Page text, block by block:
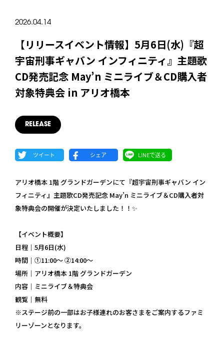
2026.04.14
【リリースイベント情報】5月6日(水)『超
宇宙刑事ギャバン インフィニティ』主題歌
CD発売記念 May’n ミニライブ＆CD購入者
対象特典会 in アリオ橋本
RELEASE
アリオ橋本 1階 グランドガーデンにて『超宇宙刑事ギャバン イン
フィニティ』主題歌CD発売記念 May’n ミニライブ＆CD購入者対
象特典会の開催が決定いたしました！！✨
【イベント概要】
日程│5月6日(水)
時間│①11:00～ ②14:00～
場所│アリオ橋本 1階 グランドガーデン
内容│ミニライブ＆特典会
観覧│無料
※ステージ前の一部はお子様連れのお客さまをご案内するファミ
リーゾーンとなります。